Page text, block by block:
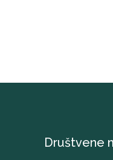
Društvene